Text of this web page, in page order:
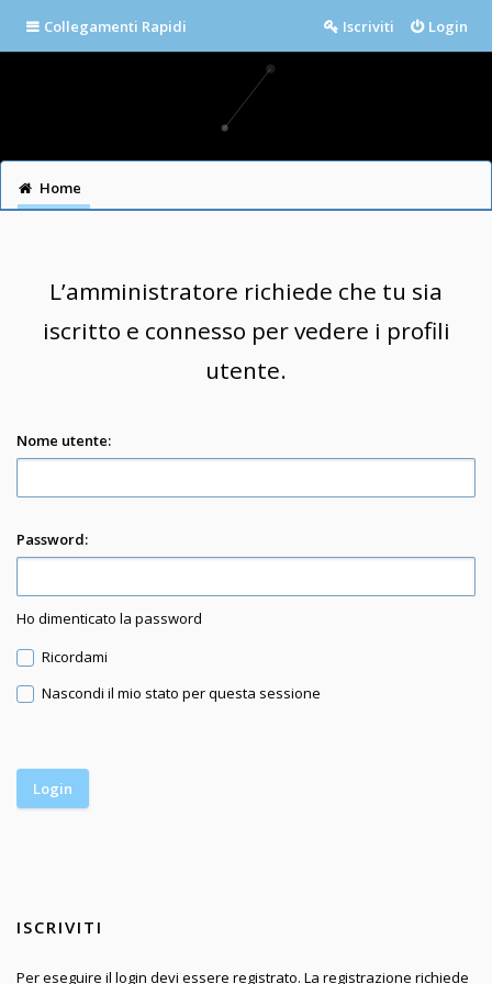
Collegamenti Rapidi Login
Iscriviti
Home
L’amministratore richiede che tu sia
iscritto e connesso per vedere i profili
utente.
Nome utente:
Password:
Ho dimenticato la password
Ricordami
Nascondi il mio stato per questa sessione
ISCRIVITI
Per eseguire il login devi essere registrato. La registrazione richiede